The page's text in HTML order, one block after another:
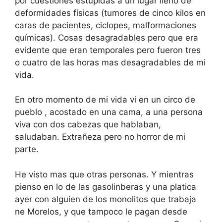
deformidades físicas (tumores de cinco kilos en
caras de pacientes, ciclopes, malformaciones
químicas). Cosas desagradables pero que era
evidente que eran temporales pero fueron tres
o cuatro de las horas mas desagradables de mi
vida.
En otro momento de mi vida vi en un circo de
pueblo , acostado en una cama, a una persona
viva con dos cabezas que hablaban,
saludaban. Extrañeza pero no horror de mi
parte.
He visto mas que otras personas. Y mientras
pienso en lo de las gasolinberas y una platica
ayer con alguien de los monolitos que trabaja
ne Morelos, y que tampoco le pagan desde